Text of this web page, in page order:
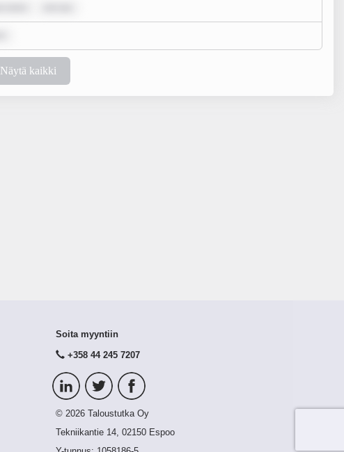
Näytä kaikki
Soita myyntiin
+358 44 245 7207
© 2026 Taloustutka Oy
Tekniikantie 14, 02150 Espoo